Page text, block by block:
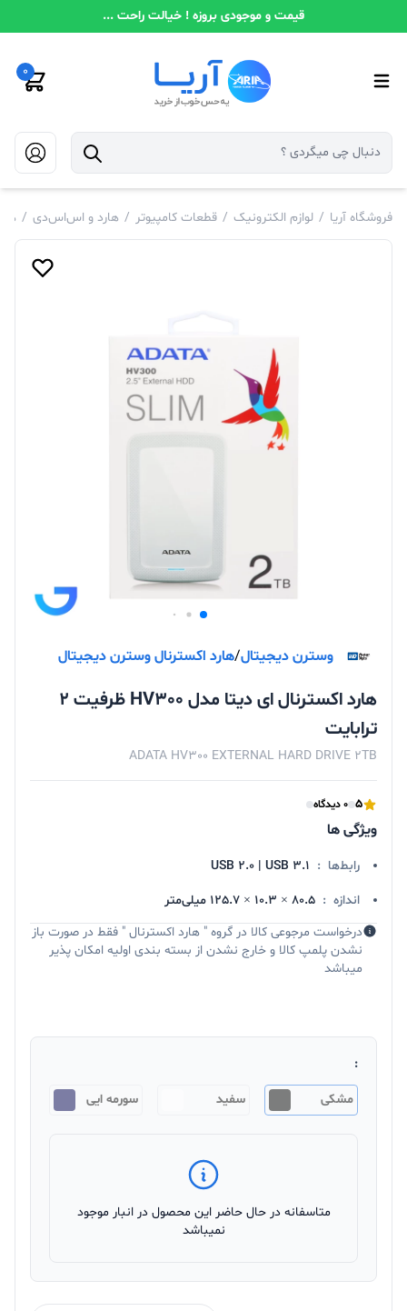
قیمت و موجودی بروزه ! خیالت راحت ...
0
فروشگاه آریا / لوازم الکترونیک / قطعات کامپیوتر / هارد و اس‌اس‌دی /
وسترن دیجیتال/هارد اکسترنال وسترن دیجیتال
هارد اکسترنال ای دیتا مدل HV300 ظرفیت 2
ترابایت
ADATA HV300 EXTERNAL HARD DRIVE 2TB
5 0 دیدگاه
ویژگی ها
رابط‌ها : USB 2.۰ | USB 3.1
اندازه : 80.5 × 10.3 × 125.7 میلی‌متر
درخواست مرجوعی کالا در گروه " هارد اکسترنال " فقط در صورت باز
نشدن پلمپ کالا و خارج نشدن از بسته بندی اولیه امکان پذیر
میباشد
:
مشکی سفید سورمه ایی
متاسفانه در حال حاضر این محصول در انبار موجود
نمیباشد